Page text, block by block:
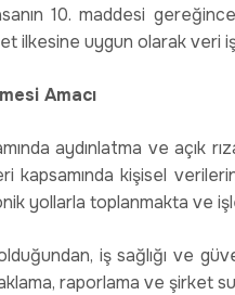
10. maddesi
ilkesine uygun olarak veri
Amacı
aydınlatma ve açık
kapsamında kişisel
yollarla toplanmakta ve
iş sağlığı ve
raporlama ve şirket